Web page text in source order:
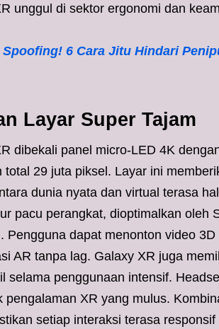
unggul di sektor ergonomi dan
Spoofing! 6 Cara Jitu Hindari
Layar Super Tajam
dibekali panel micro-LED 4K
total 29 juta piksel. Layar ini
dunia nyata dan virtual terasa
pacu perangkat, dioptimalkan oleh
Pengguna dapat menonton video
AR tanpa lag. Galaxy XR juga
selama penggunaan intensif.
pengalaman XR yang mulus.
setiap interaksi terasa